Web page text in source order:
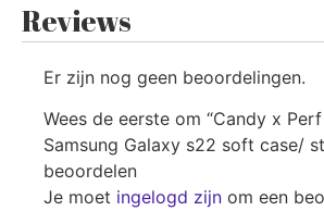
Reviews
Er zijn nog geen beoordelingen.
Wees de eerste om “Candy x
Samsung Galaxy s22 soft case/
beoordelen
Je moet ingelogd zijn om een